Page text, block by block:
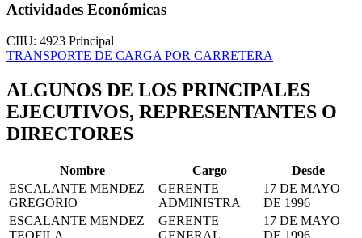
Actividades Económicas
CIIU: 4923 Principal
TRANSPORTE DE CARGA POR CARRETERA
ALGUNOS DE LOS PRINCIPALES
EJECUTIVOS, REPRESENTANTES O
DIRECTORES
Nombre Cargo
Desde
ESCALANTE MENDEZ
GREGORIO
GERENTE
ADMINISTRA
17 DE MAYO
DE 1996
ESCALANTE MENDEZ
TEOFILA
GERENTE
GENERAL
17 DE MAYO
DE 1996